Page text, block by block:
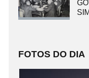
FOTOS DO DIA